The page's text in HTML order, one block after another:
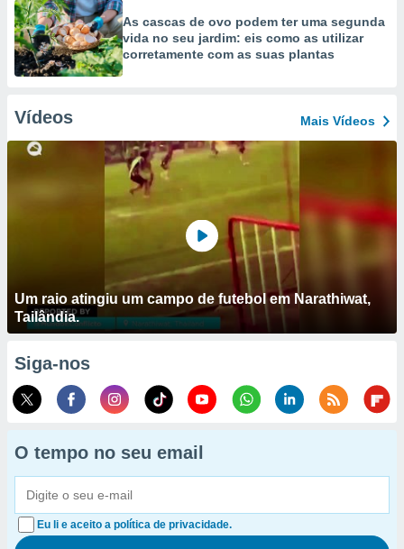
As cascas de ovo podem ter uma segunda
vida no seu jardim: eis como as utilizar
corretamente com as suas plantas
Vídeos Mais Vídeos
Um raio atingiu um campo de futebol em Narathiwat,
Tailândia.
Siga-nos
O tempo no seu email
Eu li e aceito a política de privacidade.